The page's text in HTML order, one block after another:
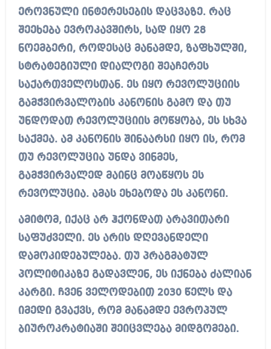
ეროვნული ინტერესების დაცვაზე. რაც
შეეხება ევროკავშირს, სად იყო 28
ნოემბერი, როდესაც მანამდე, ზაფხულში,
სტრატეგიული დიალოგი შეაჩერეს
საქართველოსთან. ეს იყო რევოლუციის
გამჭვირვალობის კანონის გამო და თუ
უნდოდათ რევოლუციის მოწყობა, ეს სხვა
საქმეა. ამ კანონის შინაარსი იყო ის, რომ
თუ რევოლუცია უნდა ვინმეს,
გამჭვირვალედ მაინც მოაწყოს ეს
რევოლუცია. ამას ეხებოდა ეს კანონი.
ამიტომ, იქაც არ ჰქონდათ არავითარი
საფუძველი. ეს არის დღევანდელი
დამოკიდებულება. თუ პრაგმატულ
პოლიტიკაზე გადავლენ, ეს იქნება ძალიან
კარგი. ჩვენ ველოდებით 2030 წელს და
იმედი გვაქვს, რომ მანამდე ევროპულ
ბიუროკრატიაში შეიცვლება მიდგომები.